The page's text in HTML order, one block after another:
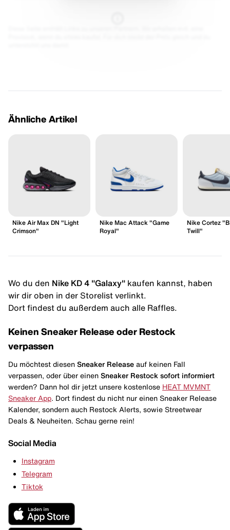
Ähnliche Artikel
Nike Air Max DN "Light
Crimson"
Nike Mac Attack "Game
Royal"
Nike Cortez
Twill"
Wo du den Nike KD 4 "Galaxy" kaufen kannst, haben
wir dir oben in der Storelist verlinkt.
Dort findest du außerdem auch alle Raffles.
Keinen Sneaker Release oder Restock
verpassen
Du möchtest diesen Sneaker Release auf keinen Fall
verpassen, oder über einen Sneaker Restock sofort informiert
werden? Dann hol dir jetzt unsere kostenlose HEAT MVMNT
Sneaker App . Dort findest du nicht nur einen Sneaker Release
Kalender, sondern auch Restock Alerts, sowie Streetwear
Deals & Neuheiten. Schau gerne rein!
Social Media
Instagram
Telegram
Tiktok